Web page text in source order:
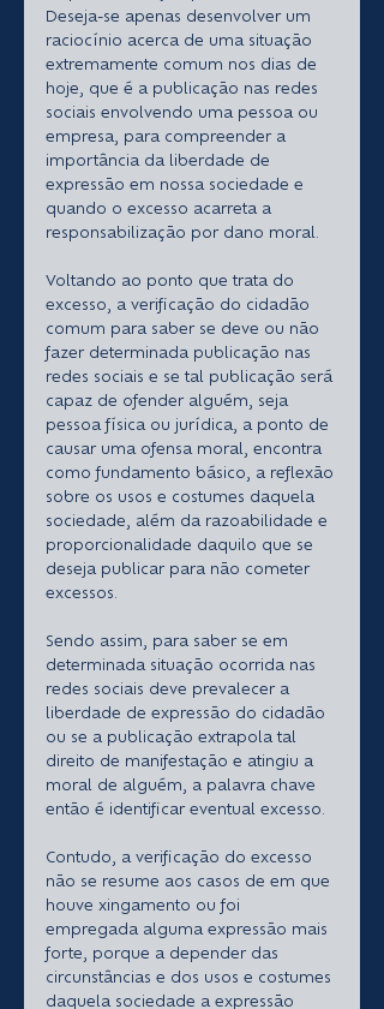
Deseja-se apenas desenvolver um
raciocínio acerca de uma situação
extremamente comum nos dias de
hoje, que é a publicação nas redes
sociais envolvendo uma pessoa ou
empresa, para compreender a
importância da liberdade de
expressão em nossa sociedade e
quando o excesso acarreta a
responsabilização por dano moral.
Voltando ao ponto que trata do
excesso, a verificação do cidadão
comum para saber se deve ou não
fazer determinada publicação nas
redes sociais e se tal publicação será
capaz de ofender alguém, seja
pessoa física ou jurídica, a ponto de
causar uma ofensa moral, encontra
como fundamento básico, a reflexão
sobre os usos e costumes daquela
sociedade, além da razoabilidade e
proporcionalidade daquilo que se
deseja publicar para não cometer
excessos.
Sendo assim, para saber se em
determinada situação ocorrida nas
redes sociais deve prevalecer a
liberdade de expressão do cidadão
ou se a publicação extrapola tal
direito de manifestação e atingiu a
moral de alguém, a palavra chave
então é identificar eventual excesso.
Contudo, a verificação do excesso
não se resume aos casos de em que
houve xingamento ou foi
empregada alguma expressão mais
forte, porque a depender das
circunstâncias e dos usos e costumes
daquela sociedade a expressão